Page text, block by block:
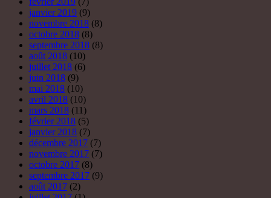
janvier 2019 (9)
novembre 2018 (8)
octobre 2018 (8)
septembre 2018 (8)
août 2018 (10)
juillet 2018 (6)
juin 2018 (9)
mai 2018 (10)
avril 2018 (10)
mars 2018 (11)
février 2018 (5)
janvier 2018 (7)
décembre 2017 (7)
novembre 2017 (7)
octobre 2017 (8)
septembre 2017 (9)
août 2017 (2)